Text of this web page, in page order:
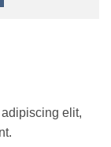
elit,